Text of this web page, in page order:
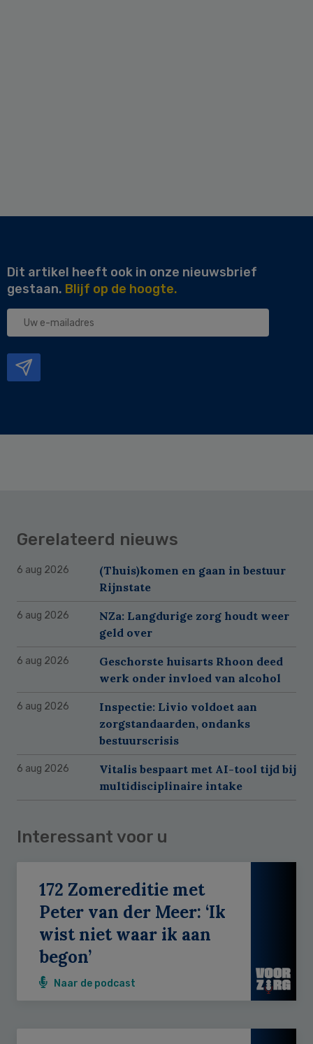
Dit artikel heeft ook in onze nieuwsbrief
gestaan. Blijf op de hoogte.
Uw
Gerelateerd nieuws
6 aug 2026
(Thuis)komen en gaan in bestuur
Rijnstate
6 aug 2026
NZa: Langdurige zorg houdt weer
geld over
6 aug 2026
Geschorste huisarts Rhoon deed
werk onder invloed van alcohol
6 aug 2026
Inspectie: Livio voldoet aan
zorgstandaarden, ondanks
bestuurscrisis
6 aug 2026
Vitalis bespaart met AI-tool tijd bij
multidisciplinaire intake
Interessant voor u
172 Zomereditie met
Peter van der Meer: ‘Ik
wist niet waar ik aan
begon’
Naar de podcast